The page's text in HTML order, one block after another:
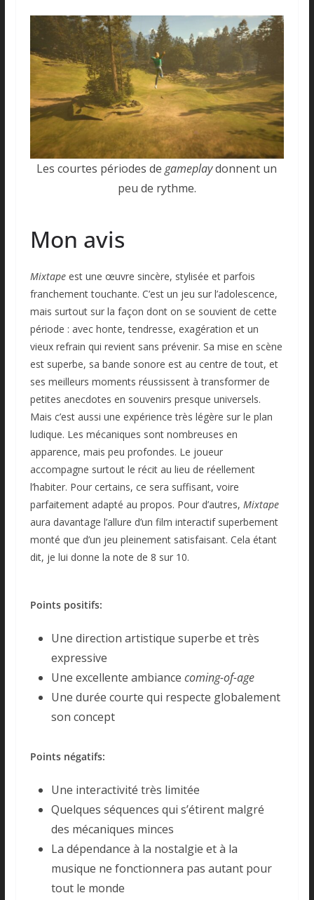
Les courtes périodes degameplaydonnent un
peu de rythme.
Mon avis
Mixtapeest une œuvre sincère, stylisée et parfois
franchement touchante. C’est un jeu sur l’adolescence,
mais surtout sur la façon dont on se souvient de cette
période : avec honte, tendresse, exagération et un
vieux refrain qui revient sans prévenir. Sa mise en scène
est superbe, sa bande sonore est au centre de tout, et
ses meilleurs moments réussissent à transformer de
petites anecdotes en souvenirs presque universels.
Mais c’est aussi une expérience très légère sur le plan
ludique. Les mécaniques sont nombreuses en
apparence, mais peu profondes. Le joueur
accompagne surtout le récit au lieu de réellement
l’habiter. Pour certains, ce sera suffisant, voire
parfaitement adapté au propos. Pour d’autres, Mixtape
aura davantage l’allure d’un film interactif superbement
monté que d’un jeu pleinement satisfaisant. Cela étant
dit, je lui donne la note de 8 sur 10.
Points positifs:
Une direction artistique superbe et très
expressive
Une excellente ambiance coming-of-age
Une durée courte qui respecte globalement
son concept
Points négatifs:
Une interactivité très limitée
Quelques séquences qui s’étirent malgré
des mécaniques minces
La dépendance à la nostalgie et à la
musique ne fonctionnera pas autant pour
tout le monde